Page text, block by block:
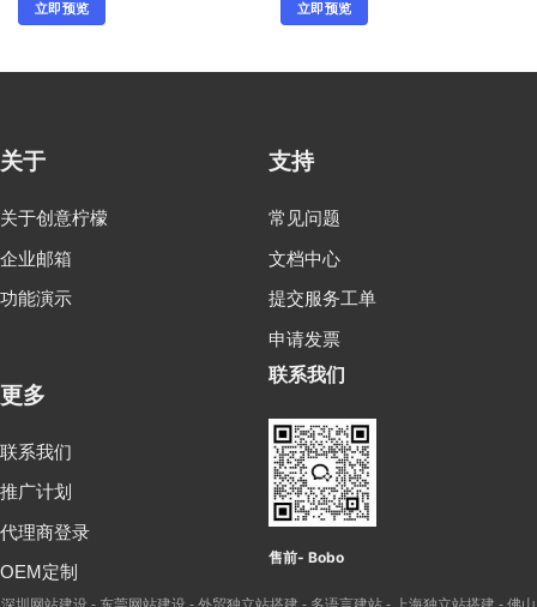
立即预览 立即预览
关于
关于创意柠檬
企业邮箱
功能演示
支持
常见问题
文档中心
提交服务工单
申请发票
更多
联系我们
推广计划
代理商登录
OEM定制
联系我们
售前- Bobo